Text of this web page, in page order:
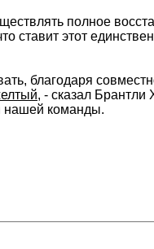
полное
ставит этот
благодаря
, - сказал Брантли
нашей команды.